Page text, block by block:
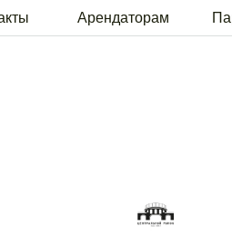
Партнерам